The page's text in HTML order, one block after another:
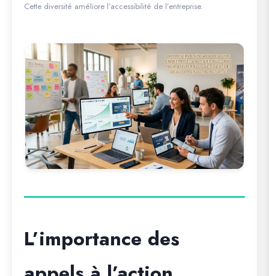
Cette diversité améliore l’accessibilité de l’entreprise.
L’importance des